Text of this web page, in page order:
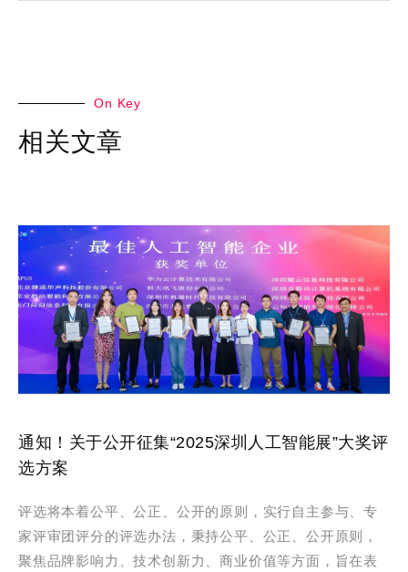
On Key
相关文章
通知！关于公开征集“2025深圳人工智能展”大奖评
选方案
评选将本着公平、公正、公开的原则，实行自主参与、专
家评审团评分的评选办法，秉持公平、公正、公开原则，
聚焦品牌影响力、技术创新力、商业价值等方面，旨在表